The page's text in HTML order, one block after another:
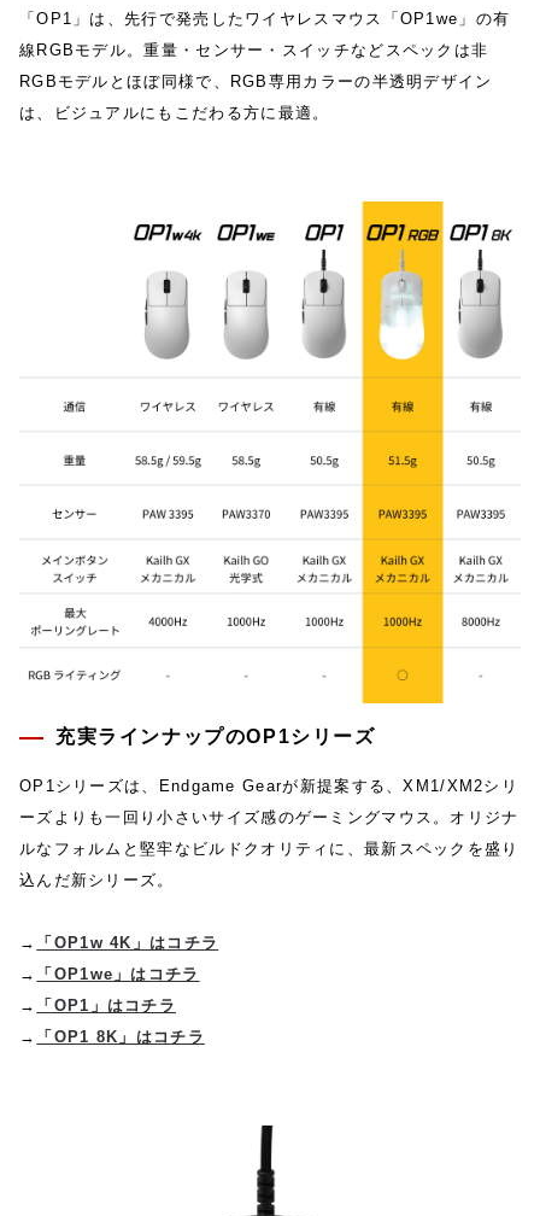
「OP1」は、先行で発売したワイヤレスマウス「OP1we」の有
線RGBモデル。重量・センサー・スイッチなどスペックは非
RGBモデルとほぼ同様で、RGB専用カラーの半透明デザイン
は、ビジュアルにもこだわる方に最適。
充実ラインナップのOP1シリーズ
OP1シリーズは、Endgame Gearが新提案する、XM1/XM2シリ
ーズよりも一回り小さいサイズ感のゲーミングマウス。オリジナ
ルなフォルムと堅牢なビルドクオリティに、最新スペックを盛り
込んだ新シリーズ。
→
「OP1w 4K」はコチラ
→
「OP1we」はコチラ
→
「OP1」はコチラ
→
「OP1 8K」はコチラ